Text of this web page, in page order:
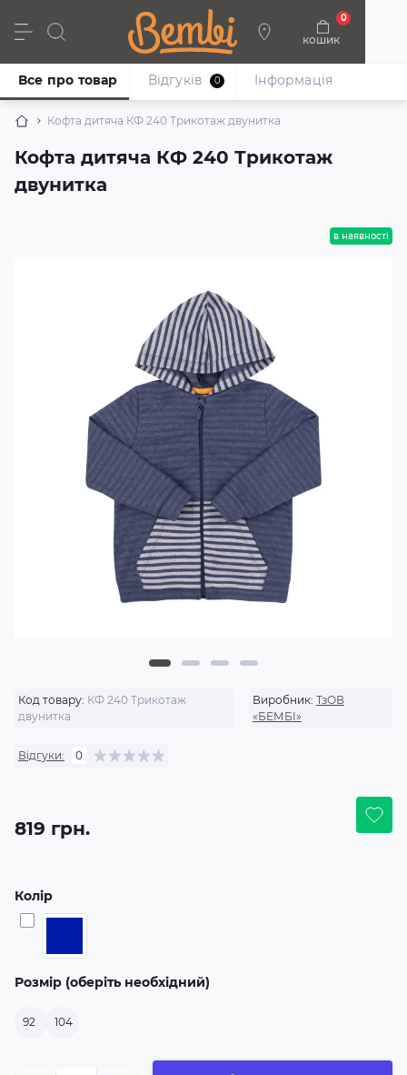
кошик
0
Дівчата Хлопці Немовлята Взуття
Кофта дитяча КФ 240 Трикотаж двунитка
Кофта дитяча КФ 240 Трикотаж
двунитка
Все про товар Відгуків 0 Iнформація
в наявності
Код товару: КФ 240 Трикотаж
двунитка
Виробник: ТзОВ
«БЕМБІ»
Відгуки: 0
819 грн.
Колір
Розмір (оберіть необхідний)
92 104